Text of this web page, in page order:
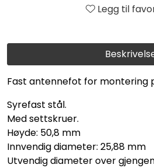
Fast antennefot for montering
Syrefast stål.
Med settskruer.
Høyde: 50,8 mm
Innvendig diameter: 25,88 mm
Utvendig diameter over
Legg til